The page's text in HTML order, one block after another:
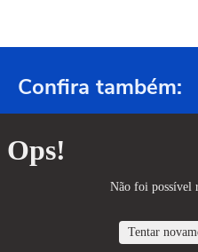
Confira também: